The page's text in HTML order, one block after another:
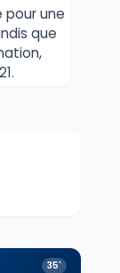
pour une
que
35'